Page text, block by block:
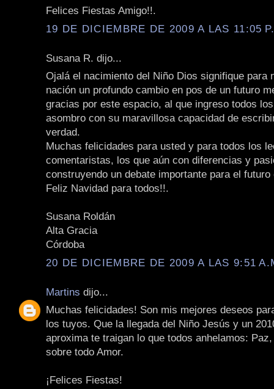
Felices Fiestas Amigo!!.
19 DE DICIEMBRE DE 2009 A LAS 11:05
Susana R. dijo...
Ojalá el nacimiento del Niño Dios signifique para
nación un profundo cambio en pos de un futuro
gracias por este espacio, al que ingreso todos
asombro con su maravillosa capacidad de
verdad.
Muchas felicidades para usted y para todos los
comentaristas, los que aún con diferencias y
construyendo un debate importante para el
Feliz Navidad para todos!!.
Susana Roldán
Alta Gracia
Córdoba
20 DE DICIEMBRE DE 2009 A LAS 9:51
Martins dijo...
Muchas felicidades! Son mis mejores deseos
los tuyos. Que la llegada del Niño Jesús y un
aproxima te traigan lo que todos anhelamos:
sobre todo Amor.
¡Felices Fiestas!